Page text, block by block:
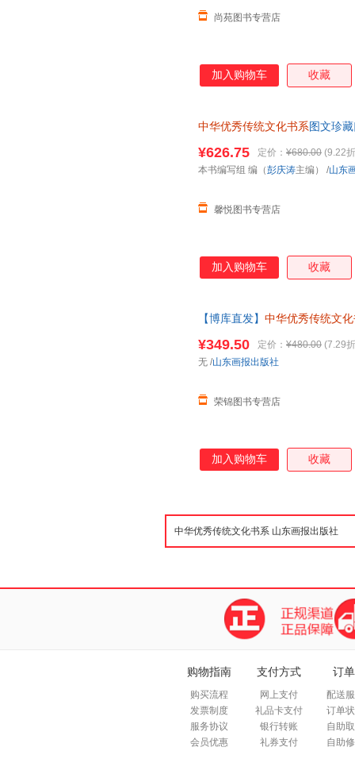
尚苑图书专营店
加入购物车 收藏
中华优秀传统文化书系图文珍
系在线当当客服
¥626.75 定价： ¥680.00 (9.22
馨悦图书专营店
本书编写组 编（彭庆涛主编） /山东
加入购物车 收藏
【博库直发】 中华优秀传统文
¥349.50 定价： ¥480.00 (7.29
荣锦图书专营店
无 /山东画报出版社
加入购物车 收藏
购物指南
购买流程
发票制度
服务协议
会员优惠
支付方式
网上支付
礼品卡支付
银行转账
礼券支付
订
配送
订单
自助
自助